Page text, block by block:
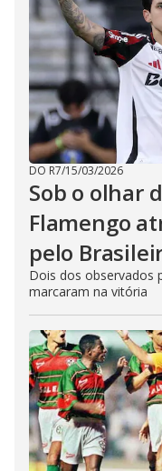
DO R7/15/03/2026
Sob o olhar
Flamengo
pelo
Dois dos observados
marcaram na vitória